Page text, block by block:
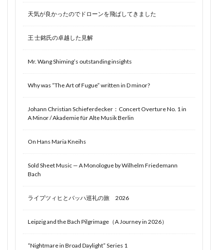
天気が良かったのでドローンを飛ばしてきました
王 士銘氏の卓越した見解
Mr. Wang Shiming’s outstanding insights
Why was “The Art of Fugue” written in D minor?
Johann Christian Schieferdecker：Concert Overture No. 1 in
A Minor / Akademie für Alte Musik Berlin
On Hans Maria Kneihs
Sold Sheet Music — A Monologue by Wilhelm Friedemann
Bach
ライプツィヒとバッハ巡礼の旅 2026
Leipzig and the Bach Pilgrimage（A Journey in 2026）
“Nightmare in Broad Daylight” Series 1